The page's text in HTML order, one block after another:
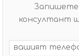
консултант